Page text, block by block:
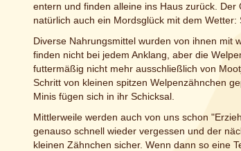
entern und finden alleine ins Haus zurück.
natürlich auch ein Mordsglück mit dem
Diverse Nahrungsmittel wurden von ihnen mit
finden nicht bei jedem Anklang, aber die
futtermäßig nicht mehr ausschließlich von
Schritt von kleinen spitzen Welpenzähnchen
Minis fügen sich in ihr Schicksal.
Mittlerweile werden auch von uns schon
genauso schnell wieder vergessen und der
kleinen Zähnchen sicher. Wenn dann so eine